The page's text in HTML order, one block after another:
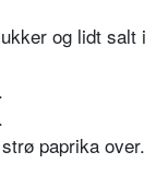
og lidt salt i
paprika over.